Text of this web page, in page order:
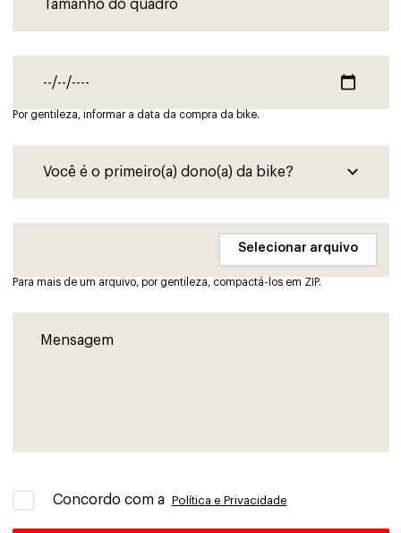
Por gentileza, informar a data da compra da bike.
Para mais de um arquivo, por gentileza, compactá-los em ZIP.
Concordo com a Política e Privacidade